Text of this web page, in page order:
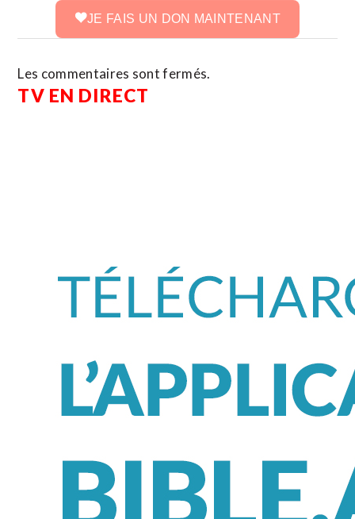
JE FAIS UN DON MAINTENANT
Les commentaires sont fermés.
TV EN DIRECT